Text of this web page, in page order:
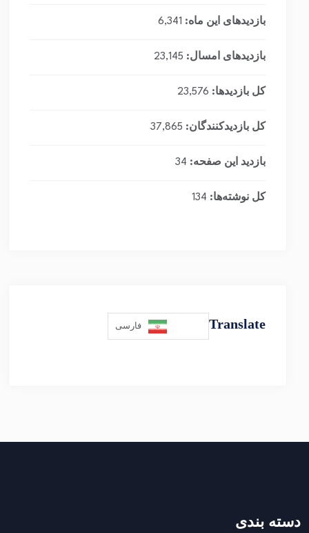
بازدیدهای این ماه: 6,341
بازدیدهای امسال: 23,145
کل بازدیدها: 23,576
کل بازدیدکنند‌گان: 37,865
بازدید این صفحه: 34
کل نوشته‌ها: 134
Translate فارسی
دسته بندی